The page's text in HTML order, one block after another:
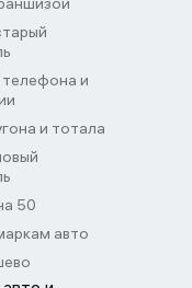
и
и тотала
50
авто